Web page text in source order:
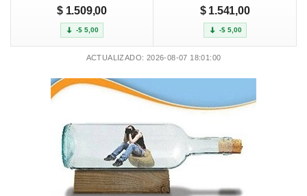
$ 1.509,00
-$ 5,00
$ 1.541,00
-$ 5,00
ACTUALIZADO: 2026-08-07 18:01:00